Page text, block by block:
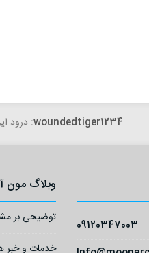
woundedtiger1234: درود این نسخه 7
09120347003
وبلاگ مون
توضیحی بر
خدمات و خبر